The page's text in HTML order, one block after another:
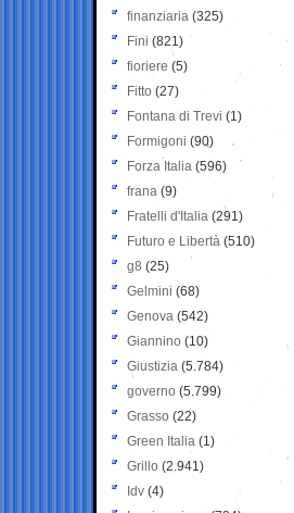
finanziaria (325)
Fini (821)
fioriere (5)
Fitto (27)
Fontana di Trevi (1)
Formigoni (90)
Forza Italia (596)
frana (9)
Fratelli d'Italia (291)
Futuro e Libertà (510)
g8 (25)
Gelmini (68)
Genova (542)
Giannino (10)
Giustizia (5.784)
governo (5.799)
Grasso (22)
Green Italia (1)
Grillo (2.941)
Idv (4)